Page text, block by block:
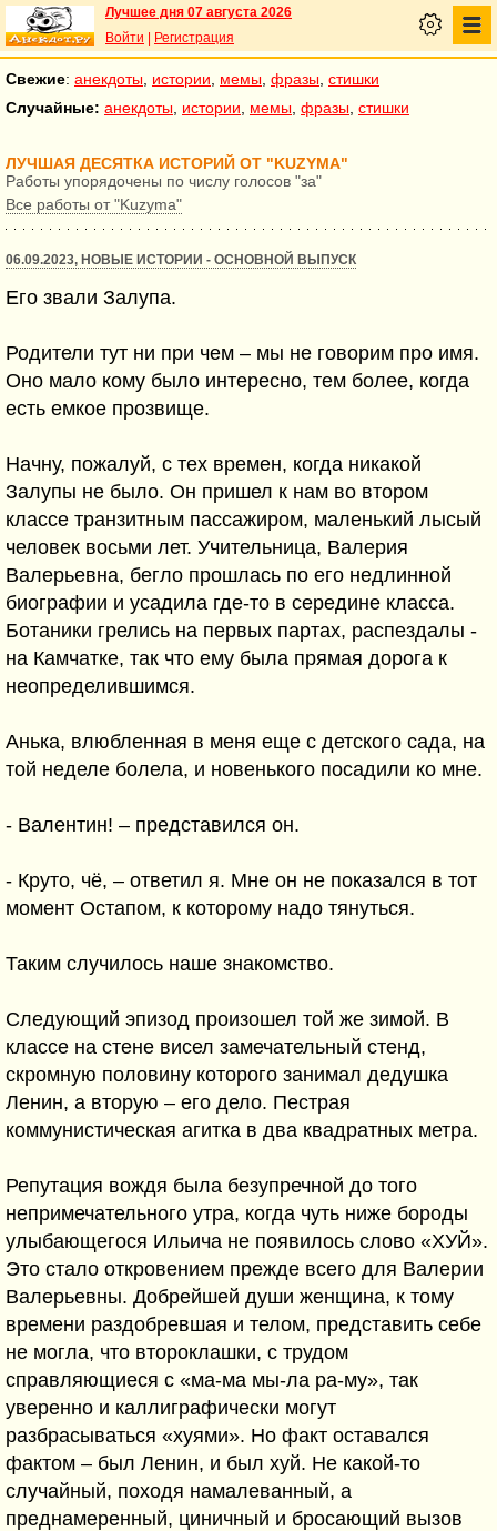
Лучшее дня 07 августа 2026
Войти
Регистрация
Свежие: анекдоты истории мемы фразы стишки
Случайные: анекдоты истории мемы фразы стишки
ЛУЧШАЯ ДЕСЯТКА ИСТОРИЙ ОТ "KUZYMA"
Работы упорядочены по числу голосов "за"
Все работы от "Kuzyma"
06.09.2023, НОВЫЕ ИСТОРИИ - ОСНОВНОЙ ВЫПУСК
Его звали Залупа.
Родители тут ни при чем – мы не говорим про имя.
Оно мало кому было интересно, тем более, когда
есть емкое прозвище.
Начну, пожалуй, с тех времен, когда никакой
Залупы не было. Он пришел к нам во втором
классе транзитным пассажиром, маленький лысый
человек восьми лет. Учительница, Валерия
Валерьевна, бегло прошлась по его недлинной
биографии и усадила где-то в середине класса.
Ботаники грелись на первых партах, распездалы -
на Камчатке, так что ему была прямая дорога к
неопределившимся.
Анька, влюбленная в меня еще с детского сада, на
той неделе болела, и новенького посадили ко мне.
- Валентин! – представился он.
- Круто, чё, – ответил я. Мне он не показался в тот
момент Остапом, к которому надо тянуться.
Таким случилось наше знакомство.
Следующий эпизод произошел той же зимой. В
классе на стене висел замечательный стенд,
скромную половину которого занимал дедушка
Ленин, а вторую – его дело. Пестрая
коммунистическая агитка в два квадратных метра.
Репутация вождя была безупречной до того
непримечательного утра, когда чуть ниже бороды
улыбающегося Ильича не появилось слово «ХУЙ».
Это стало откровением прежде всего для Валерии
Валерьевны. Добрейшей души женщина, к тому
времени раздобревшая и телом, представить себе
не могла, что второклашки, с трудом
справляющиеся с «ма-ма мы-ла ра-му», так
уверенно и каллиграфически могут
разбрасываться «хуями». Но факт оставался
фактом – был Ленин, и был хуй. Не какой-то
случайный, походя намалеванный, а
преднамеренный, циничный и бросающий вызов